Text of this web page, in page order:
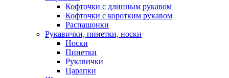
Кофточки с длинным рукавом
Кофточки с коротким рукавом
Распашонки
Рукавички, пинетки, носки
Носки
Пинетки
Рукавички
Царапки